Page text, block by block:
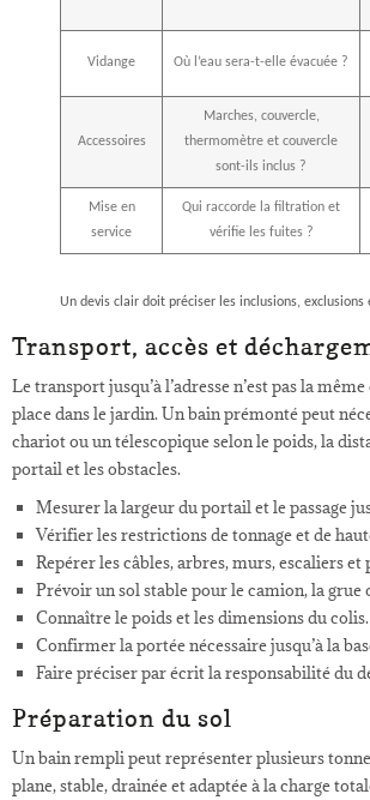
Vidange Où l’eau sera-t-elle évacuée ?
Accessoires
Marches, couvercle,
thermomètre et couvercle
sont-ils inclus ?
Mise en
service
Qui raccorde la filtration et
vérifie les fuites ?
Un devis clair doit préciser les inclusions, exclusions
Transport, accès et
Le transport jusqu’à l’adresse n’est pas la
place dans le jardin. Un bain prémonté peut
chariot ou un télescopique selon le poids, la
portail et les obstacles.
Mesurer la largeur du portail et le passage
Vérifier les restrictions de tonnage et de
Repérer les câbles, arbres, murs, escaliers et
Prévoir un sol stable pour le camion, la grue
Connaître le poids et les dimensions du colis.
Confirmer la portée nécessaire jusqu’à la
Faire préciser par écrit la responsabilité du
Préparation du sol
Un bain rempli peut représenter plusieurs
plane, stable, drainée et adaptée à la charge